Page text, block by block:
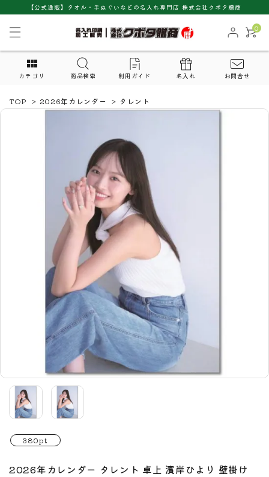
【公式通販】タオル・手ぬぐいなどの名入れ専門店 株式会社クボタ贈商
0
カテゴリ 商品検索 利用ガイド 名入れ お問合せ
TOP > 2026年カレンダー > タレント
380pt
2026年カレンダー タレント 卓上 濱岸ひより 壁掛け